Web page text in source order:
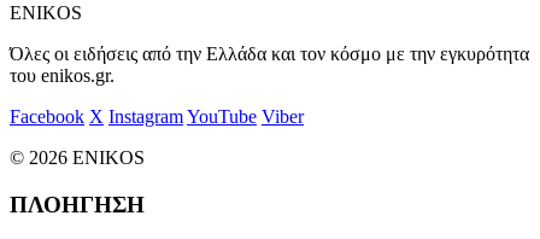
ENIKOS
Όλες οι ειδήσεις από την Ελλάδα και τον κόσμο με την εγκυρότητα
του enikos.gr.
Facebook X InstagramYouTube Viber
© 2026 ENIKOS
ΠΛΟΗΓΗΣΗ